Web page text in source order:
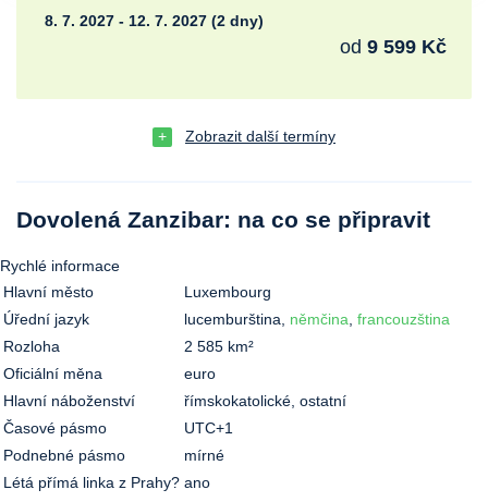
8. 7. 2027 - 12. 7. 2027 (2 dny)
od 9 599 Kč
Zobrazit další termíny
Dovolená Zanzibar: na co se připravit
Rychlé informace
Hlavní město
Luxembourg
Úřední jazyk
lucemburština, němčina francouzština
Rozloha
2 585 km²
Oficiální měna
euro
Hlavní náboženství
římskokatolické, ostatní
Časové pásmo
UTC+1
Podnebné pásmo
mírné
Létá přímá linka z Prahy? ano